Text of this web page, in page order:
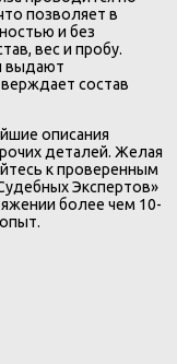
позволяет в
и без
вес и пробу.
выдают
состав
описания
деталей. Желая
к проверенным
Экспертов»
более чем 10-